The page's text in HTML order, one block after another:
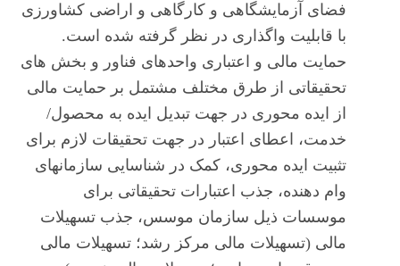
فضای آزمایشگاهی و کارگاهی و اراضی کشاورزی
با قابلیت واگذاری در نظر گرفته شده است.
حمایت مالی و اعتباری واحدهای فناور و بخش های
تحقیقاتی از طرق مختلف مشتمل بر حمایت مالی
از ایده محوری در جهت تبدیل ایده به محصول/
خدمت، اعطای اعتبار در جهت تحقیقات لازم برای
تثبیت ایده محوری، کمک در شناسایی سازمان­های
وام دهنده، جذب اعتبارات تحقیقاتی برای
موسسات ذیل سازمان موسس، جذب تسهیلات
مالی (تسهیلات مالی مرکز رشد؛ تسهیلات مالی